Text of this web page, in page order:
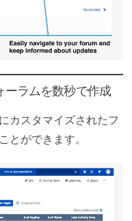
ーラムを数秒で作成
カスタマイズされたフ
とができます。